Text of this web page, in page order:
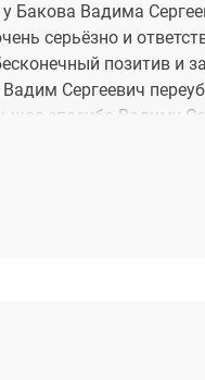
Бакова Вадима
серьёзно и
позитив и
Сергеевич
спасибо Вадиму